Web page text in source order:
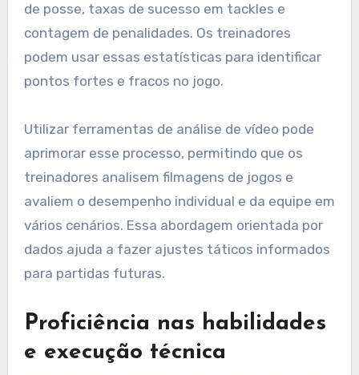
de posse, taxas de sucesso em tackles e
contagem de penalidades. Os treinadores
podem usar essas estatísticas para identificar
pontos fortes e fracos no jogo.
Utilizar ferramentas de análise de vídeo pode
aprimorar esse processo, permitindo que os
treinadores analisem filmagens de jogos e
avaliem o desempenho individual e da equipe em
vários cenários. Essa abordagem orientada por
dados ajuda a fazer ajustes táticos informados
para partidas futuras.
Proficiência nas habilidades
e execução técnica